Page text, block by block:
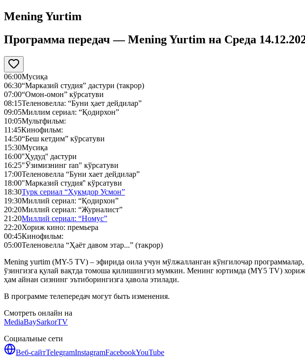
Mening Yurtim
Программа передач —Mening Yurtim на Среда
06:00Мусиқа
06:30“Марказий студия” дастури (такрор)
07:00“Омон-омон” кўрсатуви
08:15Теленовелла: “Буни ҳает дейдилар”
09:05Миллим сериал: “Қодирхон”
10:05Мультфильм:
11:45Кинофильм:
14:50“Беш кетдим” кўрсатуви
15:30Мусиқа
16:00''Ҳудуд'' дастури
16:25"Ўзимизнинг ran" кўрсатуви
17:00Теленовелла “Буни хает дейдилар”
18:00"Марказий студия'' кўрсатуви
18:30Турк сериал “Ҳукмдор Усмон”
19:30Миллий сериал: “Қодирхон”
20:20Миллий сериал: “Журналист”
21:20Миллий сериал: “Номус”
22:20Хориж кино: премьера
00:45Кинофильм:
05:00Теленовелла “Ҳаёт давом этар...” (такрор)
Mening yurtim (MY-5 TV) – эфирида оила учун мўлжалланган кўнгилочар
ўзингизга қулай вақтда томоша қилишингиз мумкин. Менинг юртимда (MY5 TV)
ҳам айнан сизнинг эътиборингизга ҳавола этилади.
В программе телепередач могут быть изменения.
Смотреть онлайн на
MediaBaySarkorTV
Социальные сети
Веб-сайтTelegramInstagramFacebookYouTube